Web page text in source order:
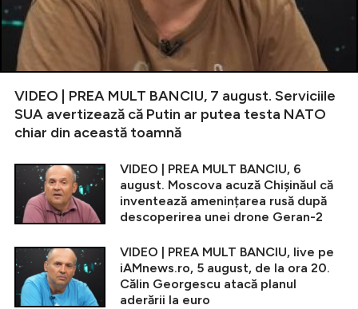
VIDEO | PREA MULT BANCIU, 7 august. Serviciile
SUA avertizează că Putin ar putea testa NATO
chiar din această toamnă
VIDEO | PREA MULT BANCIU, 6
august. Moscova acuză Chișinăul că
inventează amenințarea rusă după
descoperirea unei drone Geran-2
VIDEO | PREA MULT BANCIU, live pe
iAMnews.ro, 5 august, de la ora 20.
Călin Georgescu atacă planul
aderării la euro